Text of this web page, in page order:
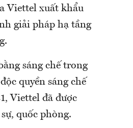
Viettel xuất khẩu
giải pháp hạ tầng
sáng chế trong
quyền sáng chế
Viettel đã được
quốc phòng.